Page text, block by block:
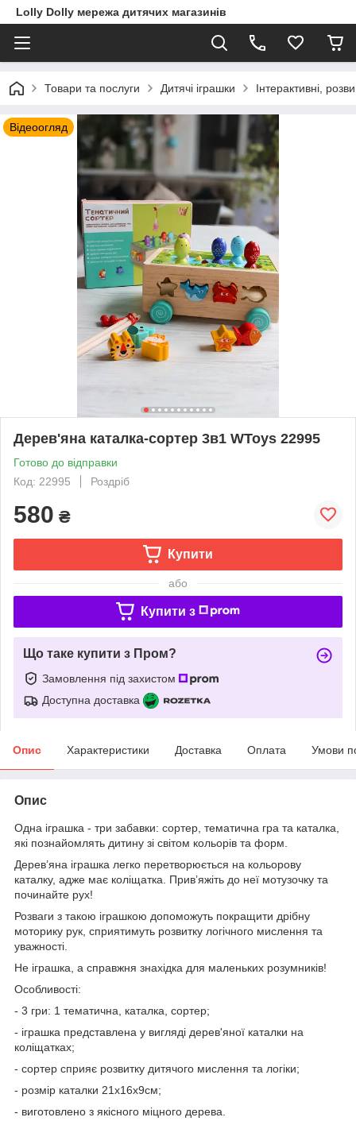
Lolly Dolly мережа дитячих магазинів
Товари та послуги Дитячі іграшки Інтерактивні,
Відеоогляд
Дерев'яна каталка-сортер 3в1 WToys 22995
Готово до відправки
Код: 22995
Роздріб
580 ₴
Купити
або
Купити з
Що таке купити з Пром?
Замовлення під захистом
Доступна доставка
Опис Характеристики Доставка Оплата Умови
Опис
Одна іграшка - три забавки: сортер, тематична гра та каталка,
які познайомлять дитину зі світом кольорів та форм.
Дерев’яна іграшка легко перетворюється на кольорову
каталку, адже має коліщатка. Прив’яжіть до неї мотузочку та
починайте рух!
Розваги з такою іграшкою допоможуть покращити дрібну
моторику рук, сприятимуть розвитку логічного мислення та
уважності.
Не іграшка, а справжня знахідка для маленьких розумників!
Особливості:
- 3 гри: 1 тематична, каталка, сортер;
- іграшка представлена у вигляді дерев'яної каталки на
коліщатках;
- сортер сприяє розвитку дитячого мислення та логіки;
- розмір каталки 21х16х9см;
- виготовлено з якісного міцного дерева.